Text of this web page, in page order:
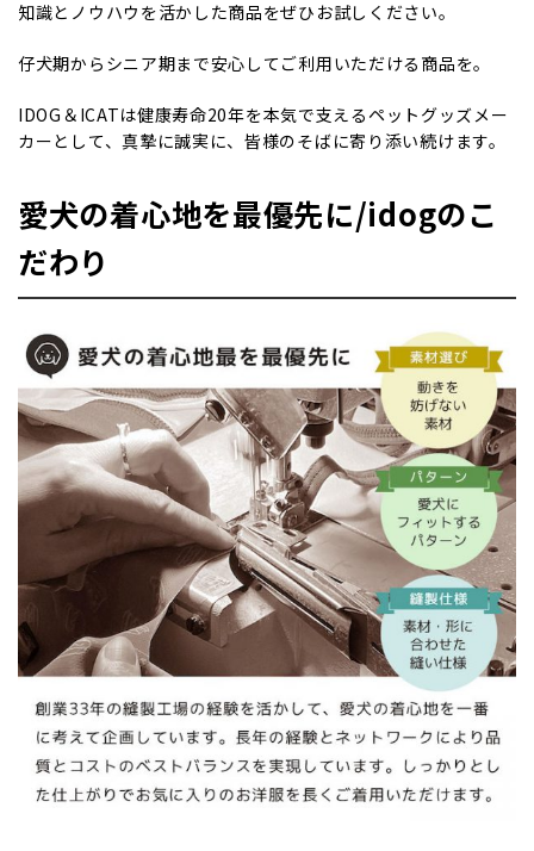
知識とノウハウを活かした商品をぜひお試しください。
仔犬期からシニア期まで安心してご利用いただける商品を。
IDOG＆ICATは健康寿命20年を本気で支えるペットグッズメー
カーとして、真摯に誠実に、皆様のそばに寄り添い続けます。
愛犬の着心地を最優先に/idogのこ
だわり